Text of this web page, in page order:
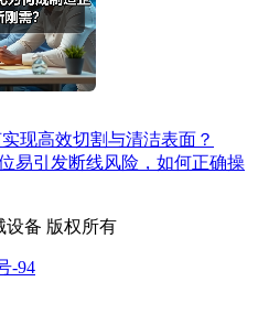
现高效切割与清洁表面？
易引发断线风险，如何正确操
设备 版权所有
-94